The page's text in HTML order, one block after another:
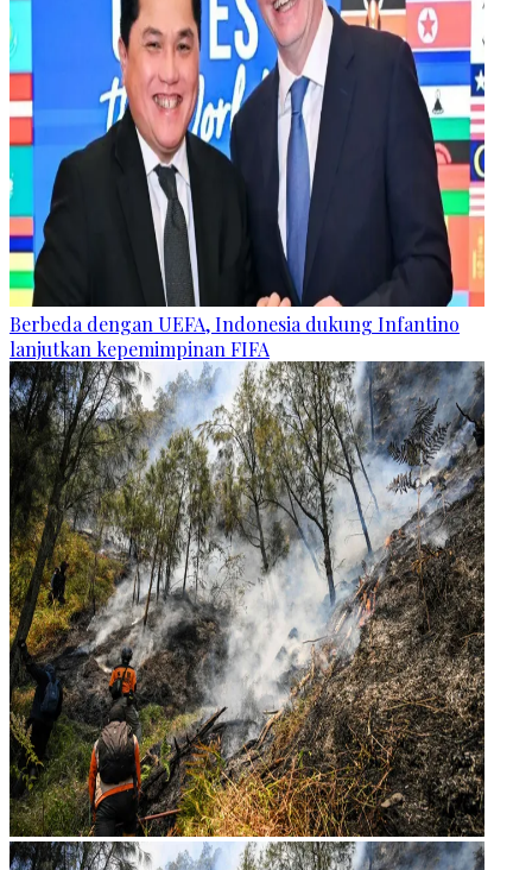
Berbeda dengan UEFA, Indonesia dukung Infantino
lanjutkan kepemimpinan FIFA